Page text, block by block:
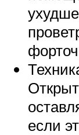
если